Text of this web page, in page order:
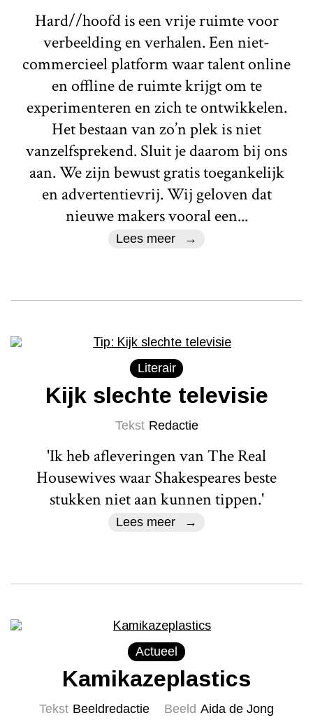
Hard//hoofd is een vrije ruimte voor
verbeelding en verhalen. Een niet-
commercieel platform waar talent online
en offline de ruimte krijgt om te
experimenteren en zich te ontwikkelen.
Het bestaan van zo’n plek is niet
vanzelfsprekend. Sluit je daarom bij ons
aan. We zijn bewust gratis toegankelijk
en advertentievrij. Wij geloven dat
nieuwe makers vooral een...
Lees meer
Literair
Kijk slechte televisie
Tekst Redactie
'Ik heb afleveringen van The Real
Housewives waar Shakespeares beste
stukken niet aan kunnen tippen.'
Lees meer
Actueel
Kamikazeplastics
Tekst Beeldredactie Beeld Aida de Jong